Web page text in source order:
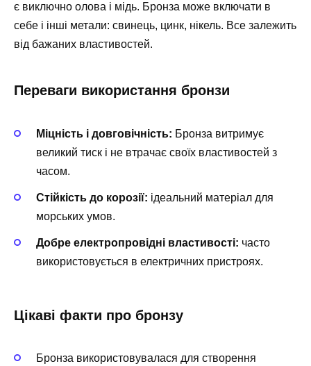
є виключно олова і мідь. Бронза може включати в
себе і інші метали: свинець, цинк, нікель. Все залежить
від бажаних властивостей.
Переваги використання бронзи
Міцність і довговічність: Бронза витримує
великий тиск і не втрачає своїх властивостей з
часом.
Стійкість до корозії: ідеальний матеріал для
морських умов.
Добре електропровідні властивості: часто
використовується в електричних пристроях.
Цікаві факти про бронзу
Бронза використовувалася для створення